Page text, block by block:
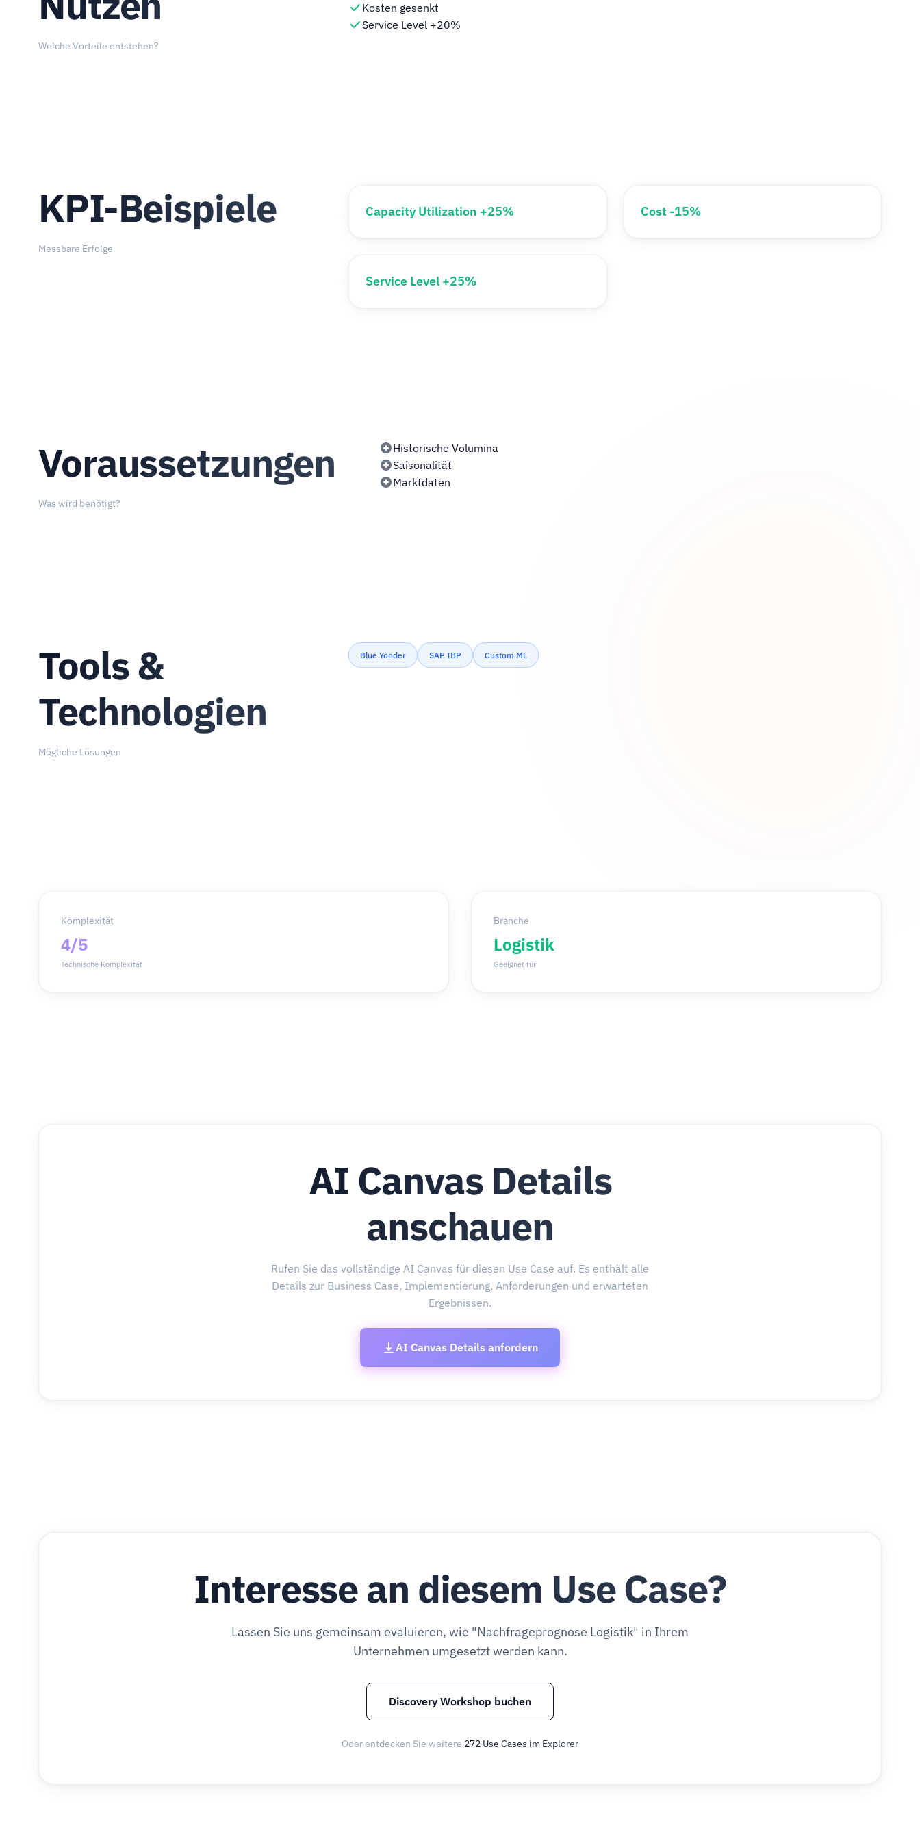
Welche Vorteile entstehen?
Kosten gesenkt
Service Level +20%
KPI-Beispiele
Messbare Erfolge
Capacity Utilization +25% Cost -15%
Service Level +25%
Voraussetzungen
Was wird benötigt?
Historische Volumina
Saisonalität
Marktdaten
Tools &
Technologien
Mögliche Lösungen
Blue Yonder SAP IBP Custom ML
Komplexität
4/5
Technische Komplexität
Branche
Logistik
Geeignet für
AI Canvas Details
anschauen
Rufen Sie das vollständige AI Canvas für diesen Use Case auf. Es enthält alle
Details zur Business Case, Implementierung, Anforderungen und erwarteten
Ergebnissen.
AI Canvas Details anfordern
Interesse an diesem Use Case?
Lassen Sie uns gemeinsam evaluieren, wie "Nachfrageprognose Logistik" in Ihrem
Unternehmen umgesetzt werden kann.
Discovery Workshop buchen
Oder entdecken Sie weitere 272 Use Cases im Explorer